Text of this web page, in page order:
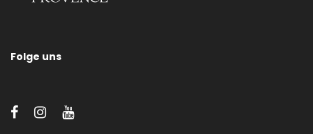
Folge uns